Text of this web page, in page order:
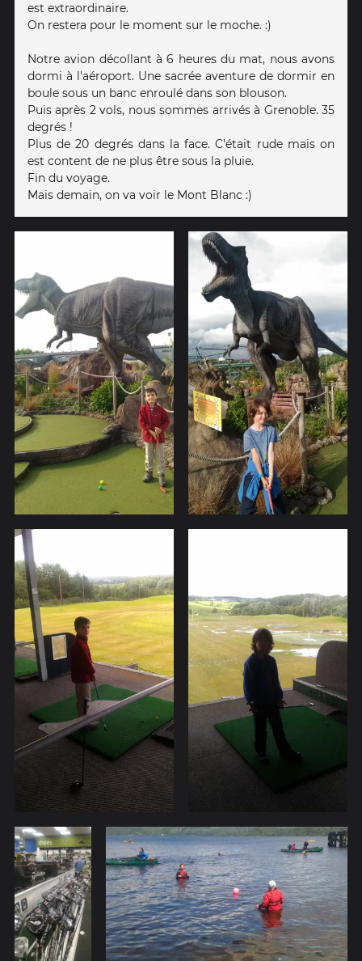
est extraordinaire.
On restera pour le moment sur le moche. :)
Notre avion décollant à 6 heures du mat, nous avons
dormi à l'aéroport. Une sacrée aventure de dormir en
boule sous un banc enroulé dans son blouson.
Puis après 2 vols, nous sommes arrivés à Grenoble. 35
degrés !
Plus de 20 degrés dans la face. C'était rude mais on
est content de ne plus être sous la pluie.
Fin du voyage.
Mais demain, on va voir le Mont Blanc :)